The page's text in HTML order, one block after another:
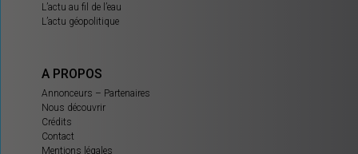
L’actu au fil de l’eau
L’actu géopolitique
A PROPOS
Annonceurs – Partenaires
Nous découvrir
Crédits
Contact
Mentions légales